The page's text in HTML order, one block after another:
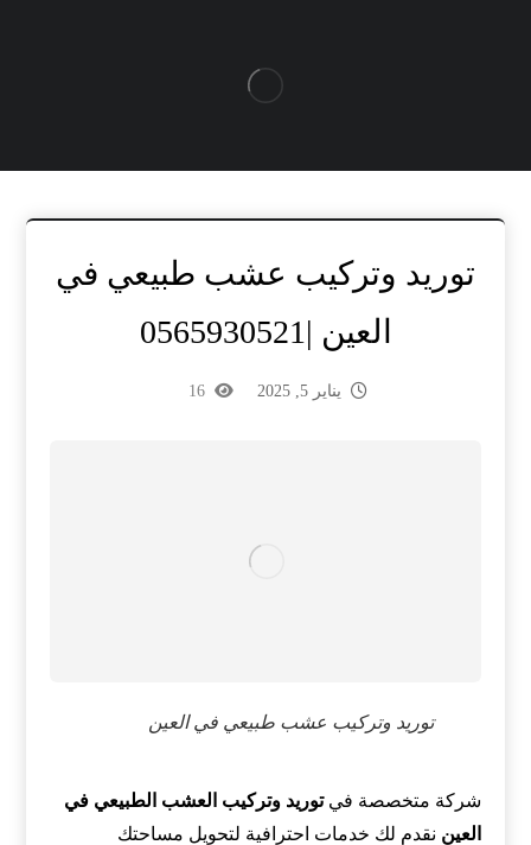
توريد وتركيب عشب طبيعي في
العين |0565930521
يناير 5, 2025 16
توريد وتركيب عشب طبيعي في العين
شركة متخصصة فيتوريد وتركيب العشب الطبيعي في
العين نقدم لك خدمات احترافية لتحويل مساحتك